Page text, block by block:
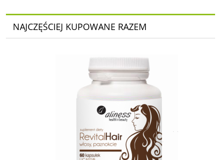
NAJCZĘŚCIEJ KUPOWANE RAZEM